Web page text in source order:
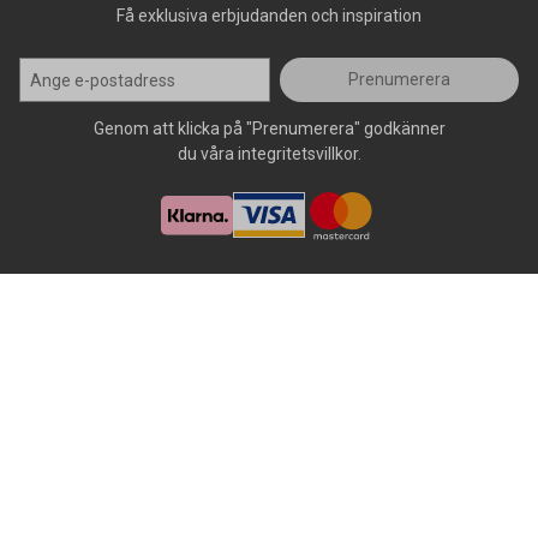
Få exklusiva erbjudanden och inspiration
Prenumerera
Genom att klicka på "Prenumerera" godkänner
du våra integritetsvillkor.